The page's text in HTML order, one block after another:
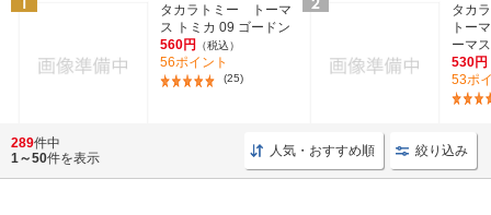
タカラトミー トーマ
ス トミカ 09 ゴードン
560円
（税込）
56ポイント
(25)
タカ
トー
ーマス
530円
53ポ
289件中
1～50件を表示 人気・おすすめ順 絞り込み